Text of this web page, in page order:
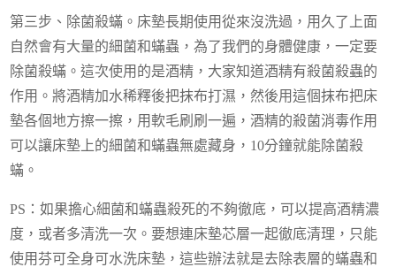
第三步、除菌殺蟎。床墊長期使用從來沒洗過，用久了上面
自然會有大量的細菌和蟎蟲，為了我們的身體健康，一定要
除菌殺蟎。這次使用的是酒精，大家知道酒精有殺菌殺蟲的
作用。將酒精加水稀釋後把抹布打濕，然後用這個抹布把床
墊各個地方擦一擦，用軟毛刷刷一遍，酒精的殺菌消毒作用
可以讓床墊上的細菌和蟎蟲無處藏身，10分鐘就能除菌殺
蟎。
PS：如果擔心細菌和蟎蟲殺死的不夠徹底，可以提高酒精濃
度，或者多清洗一次。要想連床墊芯層一起徹底清理，只能
使用芬可全身可水洗床墊，這些辦法就是去除表層的蟎蟲和